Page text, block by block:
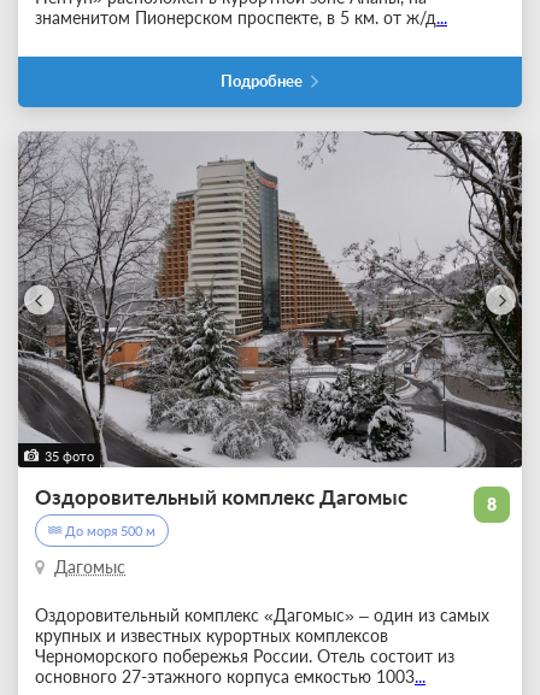
знаменитом Пионерском проспекте, в 5 км. от ж/д...
Подробнее
35 фото
8
Оздоровительный комплекс Дагомыс
До моря 500 м
Дагомыс
Оздоровительный комплекс «Дагомыс» – один из самых
крупных и известных курортных комплексов
Черноморского побережья России. Отель состоит из
основного 27-этажного корпуса емкостью 1003...